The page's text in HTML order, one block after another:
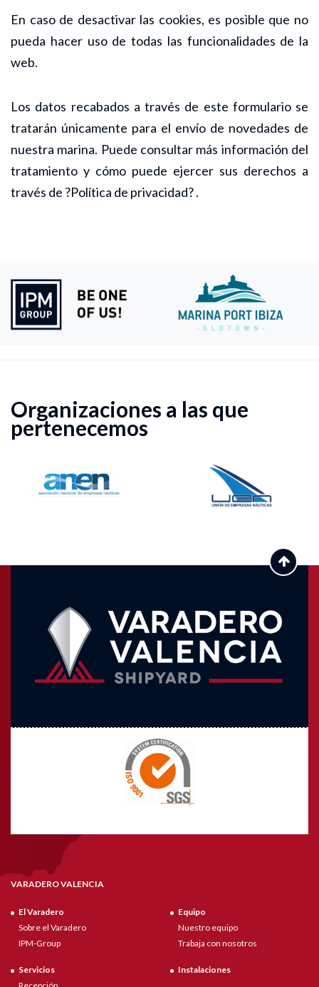
En caso de desactivar las cookies, es posible que no
pueda hacer uso de todas las funcionalidades de la
web.
Los datos recabados a través de este formulario se
tratarán únicamente para el envío de novedades de
nuestra marina. Puede consultar más información del
tratamiento y cómo puede ejercer sus derechos a
través de ?Política de privacidad? .
Organizaciones a las que
pertenecemos
VARADERO VALENCIA
El Varadero
Sobre el Varadero
IPM-Group
Servicios
Equipo
Nuestro equipo
Trabaja con nosotros
Instalaciones